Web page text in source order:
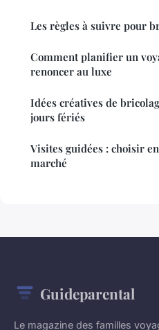
Les règles à suivre pour
Comment planifier un
renoncer au luxe
Idées créatives de
jours fériés
Visites guidées : choisir
marché
Guideparental
Le magazine des familles